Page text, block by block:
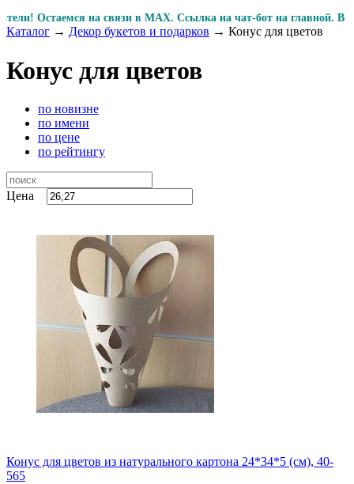
Остаемся на связи в MAX. Ссылка на чат-бот на
Каталог → Декор букетов и подарков → Конус для цветов
Конус для цветов
по новизне
по имени
по цене
по рейтингу
Цена
Конус для цветов из натурального картона 24*34*5 (см), 40-
565